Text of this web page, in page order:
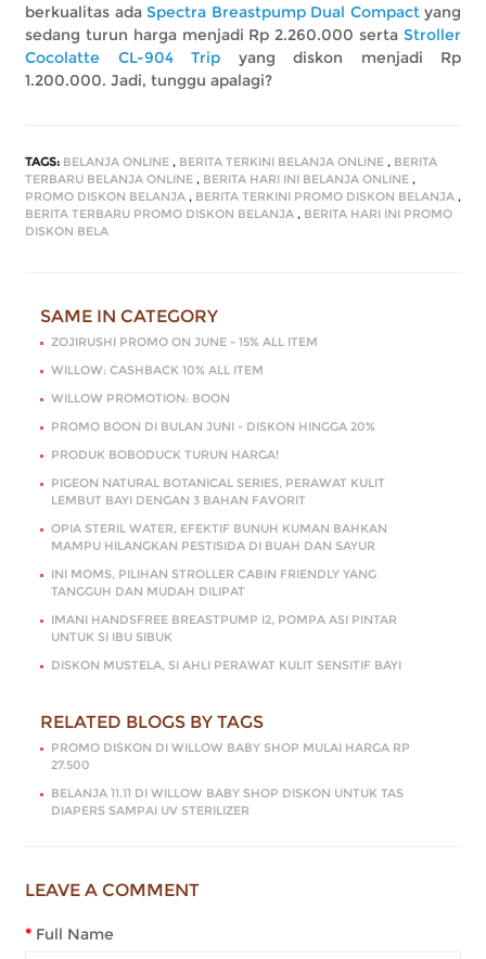
berkualitas ada Spectra Breastpump Dual Compactyang
sedang turun harga menjadi Rp 2.260.000 serta Stroller
Cocolatte CL-904 Trip yang diskon menjadi Rp
1.200.000. Jadi, tunggu apalagi?
TAGS: BELANJA ONLINE , BERITA TERKINI BELANJA ONLINE , BERITA
TERBARU BELANJA ONLINE , BERITA HARI INI BELANJA ONLINE ,
PROMO DISKON BELANJA , BERITA TERKINI PROMO DISKON BELANJA ,
BERITA TERBARU PROMO DISKON BELANJA , BERITA HARI INI PROMO
DISKON BELA
SAME IN CATEGORY
ZOJIRUSHI PROMO ON JUNE - 15% ALL ITEM
WILLOW: CASHBACK 10% ALL ITEM
WILLOW PROMOTION: BOON
PROMO BOON DI BULAN JUNI - DISKON HINGGA 20%
PRODUK BOBODUCK TURUN HARGA!
PIGEON NATURAL BOTANICAL SERIES, PERAWAT KULIT
LEMBUT BAYI DENGAN 3 BAHAN FAVORIT
OPIA STERIL WATER, EFEKTIF BUNUH KUMAN BAHKAN
MAMPU HILANGKAN PESTISIDA DI BUAH DAN SAYUR
INI MOMS, PILIHAN STROLLER CABIN FRIENDLY YANG
TANGGUH DAN MUDAH DILIPAT
IMANI HANDSFREE BREASTPUMP I2, POMPA ASI PINTAR
UNTUK SI IBU SIBUK
DISKON MUSTELA, SI AHLI PERAWAT KULIT SENSITIF BAYI
RELATED BLOGS BY TAGS
PROMO DISKON DI WILLOW BABY SHOP MULAI HARGA RP
27.500
BELANJA 11.11 DI WILLOW BABY SHOP DISKON UNTUK TAS
DIAPERS SAMPAI UV STERILIZER
LEAVE A COMMENT
Full Name